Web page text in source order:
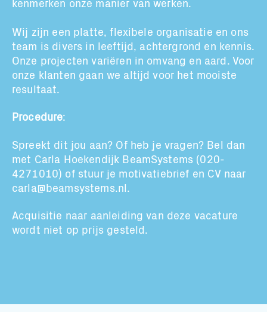
Wij zijn een platte, flexibele organisatie en ons
team is divers in leeftijd, achtergrond en kennis.
Onze projecten variëren in omvang en aard. Voor
onze klanten gaan we altijd voor het mooiste
resultaat.
Procedure:
Spreekt dit jou aan? Of heb je vragen? Bel dan
met Carla Hoekendijk BeamSystems (020-
4271010) of stuur je motivatiebrief en CV naar
carla@beamsystems.nl.
Acquisitie naar aanleiding van deze vacature
wordt niet op prijs gesteld.